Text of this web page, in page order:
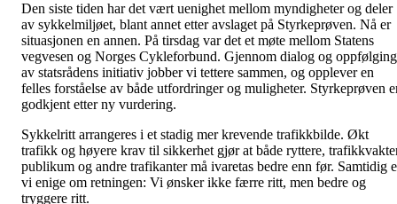
Den siste tiden har det vært uenighet mellom myndigheter og deler
av sykkelmiljøet, blant annet etter avslaget på Styrkeprøven. Nå er
situasjonen en annen. På tirsdag var det et møte mellom Statens
vegvesen og Norges Cykleforbund. Gjennom dialog og oppfølging
av statsrådens initiativ jobber vi tettere sammen, og opplever en
felles forståelse av både utfordringer og muligheter. Styrkeprøven
godkjent etter ny vurdering.
Sykkelritt arrangeres i et stadig mer krevende trafikkbilde. Økt
trafikk og høyere krav til sikkerhet gjør at både ryttere,
publikum og andre trafikanter må ivaretas bedre enn før. Samtidig
vi enige om retningen: Vi ønsker ikke færre ritt, men bedre og
tryggere ritt.